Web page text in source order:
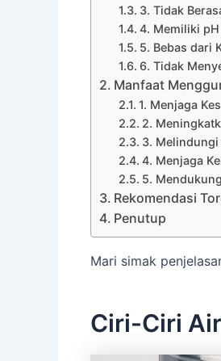
3. Tidak
4. Memiliki
5. Bebas dari
6. Tidak
Manfaat
1. Menjaga
2.
3. Melindungi
4. Menjaga
5.
Rekomendasi
Penutup
Mari simak
Ciri-Ciri